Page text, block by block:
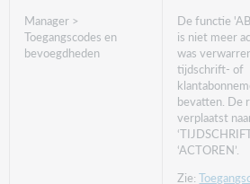
Manager >
Toegangscodes en
bevoegdheden
De functie
is niet meer
was
tijdschrift- of
bevatten. De
verplaatst
‘ACTOREN’.
Zie: